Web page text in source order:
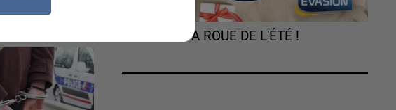
TOURNEZ LA ROUE DE L'ÉTÉ !